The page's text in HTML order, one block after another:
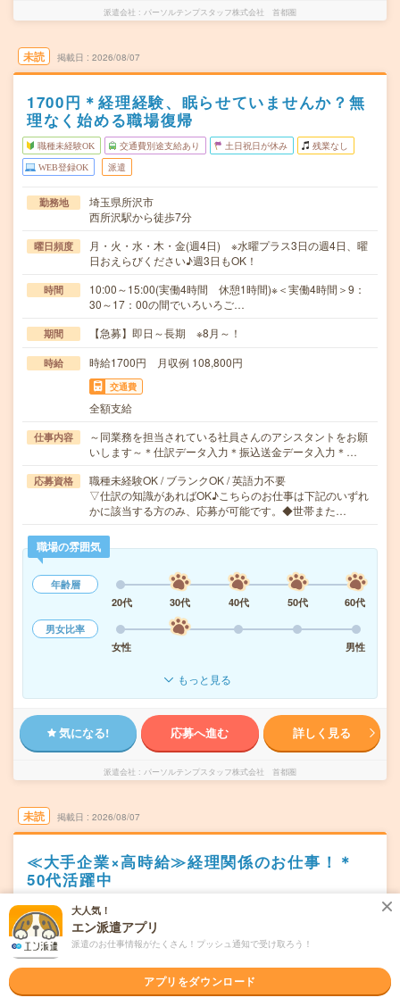
派遣会社 パーソルテンプスタッフ株式会社 首都圏
未読 掲載日 2026/08/07
1700円＊経理経験、眠らせていませんか？無
理なく始める職場復帰
職種未経験OK 交通費別途支給あり 土日祝日が休み 残業なし
WEB登録OK 派遣
勤務地
埼玉県所沢市
西所沢駅から徒歩7分
曜日頻度
月・火・水・木・金(週4日) ※水曜プラス3日の週4日、曜
日おえらびください♪週3日もOK！
時間
10:00～15:00(実働4時間 休憩1時間)※＜実働4時間＞9：
30～17：00の間でいろいろご…
期間 【急募】即日～長期 ※8月～！
時給 時給1700円 月収例 108,800円
交通費
全額支給
仕事内容
～同業務を担当されている社員さんのアシスタントをお願
いします～＊仕訳データ入力＊振込送金データ入力＊…
応募資格
職種未経験OK / ブランクOK / 英語力不要
▽仕訳の知識があればOK♪こちらのお仕事は下記のいずれ
かに該当する方のみ、応募が可能です。◆世帯また…
職場の雰囲気
年齢層
20代
30代 40代 50代
60代
男女比率
女性
男性
もっと見る
気になる! 応募へ進む 詳しく見る
派遣会社 パーソルテンプスタッフ株式会社 首都圏
未読 掲載日 2026/08/07
≪大手企業×高時給≫経理関係のお仕事！＊
50代活躍中
交通費別途支給あり
勤務地
埼玉県和光市
大人気！
エン派遣アプリ
派遣のお仕事情報がたくさん！プッシュ通知で受け取ろう！
アプリをダウンロード